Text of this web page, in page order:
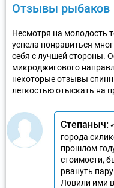
Отзывы рыбаков
Несмотря на молодость
успела понравиться
себя с лучшей стороны.
микроджигового
некоторые отзывы
легкостью отыскать на
Степаныч:
города
прошлом
стоимости,
рвануть
Ловили ими